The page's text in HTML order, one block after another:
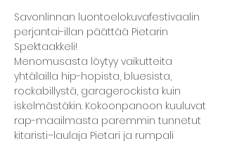
Savonlinnan luontoelokuvafestivaalin
perjantai-illan päättää Pietarin
Spektaakkeli!
Menomusasta löytyy vaikutteita
yhtälailla hip-hopista, bluesista,
rockabillystä, garagerockista kuin
iskelmästäkin. Kokoonpanoon kuuluvat
rap-maailmasta paremmin tunnetut
kitaristi–laulaja Pietari ja rumpali